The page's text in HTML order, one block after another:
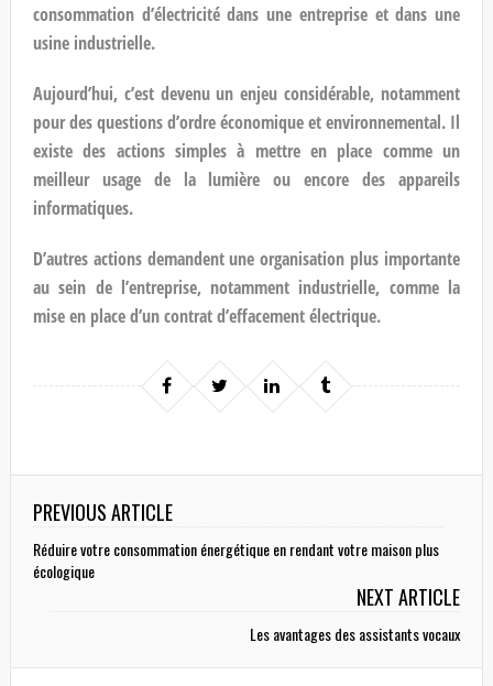
consommation d’électricité dans une entreprise et dans une
usine industrielle.
Aujourd’hui, c’est devenu un enjeu considérable, notamment
pour des questions d’ordre économique et environnemental. Il
existe des actions simples à mettre en place comme un
meilleur usage de la lumière ou encore des appareils
informatiques.
D’autres actions demandent une organisation plus importante
au sein de l’entreprise, notamment industrielle, comme la
mise en place d’un contrat d’effacement électrique.
PREVIOUS ARTICLE
Réduire votre consommation énergétique en rendant votre maison plus
écologique
NEXT ARTICLE
Les avantages des assistants vocaux